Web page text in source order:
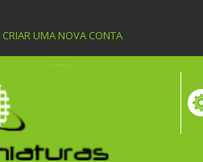
CRIAR UMA NOVA CONTA